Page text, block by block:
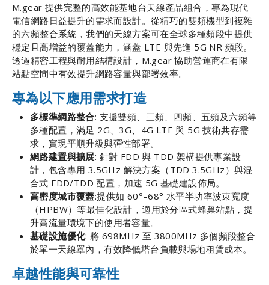
M.gear 提供完整的高效能基地台天線產品組合，專為現代
電信網路日益提升的需求而設計。從精巧的雙頻機型到複雜
的六頻整合系統，我們的天線方案可在全球多種頻段中提供
穩定且高增益的覆蓋能力，涵蓋 LTE 與先進 5G NR 頻段。
透過精密工程與耐用結構設計，M.gear 協助營運商在有限
站點空間中有效提升網路容量與部署效率。
專為以下應用需求打造
多標準網路整合: 支援雙頻、三頻、四頻、五頻及六頻等
多種配置，滿足 2G、3G、4G LTE 與 5G 技術共存需
求，實現平順升級與彈性部署。
網路建置與擴展: 針對 FDD 與 TDD 架構提供專業設
計，包含專用 3.5GHz 解決方案（TDD 3.5GHz）與混
合式 FDD/TDD 配置，加速 5G 基礎建設佈局。
高密度城市覆蓋:提供如 60°–68° 水平半功率波束寬度
（HPBW）等最佳化設計，適用於分區式蜂巢站點，提
升高流量環境下的使用者容量。
基礎設施優化: 將 698MHz 至 3800MHz 多個頻段整合
於單一天線罩內，有效降低塔台負載與場地租賃成本。
卓越性能與可靠性